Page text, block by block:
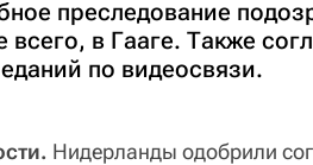
преследование
всего, в Гааге. Также
по видеосвязи.
Нидерланды одобрили